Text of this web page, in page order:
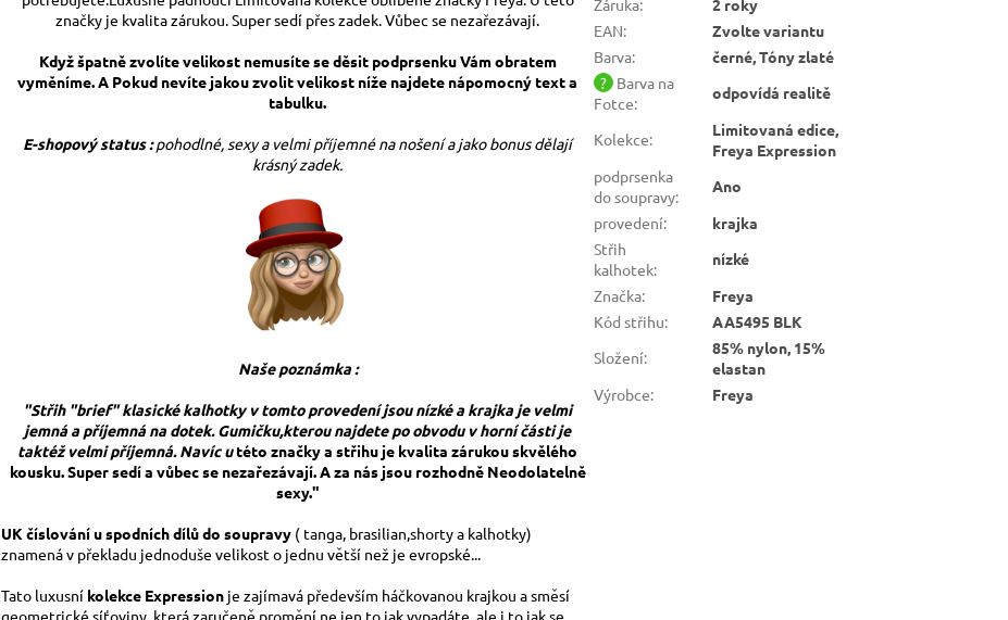
značky je kvalita zárukou. Super sedí přes zadek. Vůbec se nezařezávají.
Když špatně zvolíte velikost nemusíte se děsit podprsenku Vám obratem
vyměníme. A Pokud nevíte jakou zvolit velikost níže najdete nápomocný text a
tabulku.
E-shopový status :pohodlné, sexy a velmi příjemné na nošení a jako bonus dělají
krásný zadek.
Naše poznámka :
"Střih "brief" klasické kalhotky v tomto provedení jsou nízké a krajka je velmi
jemná a příjemná na dotek. Gumičku,kterou najdete po obvodu v horní části je
taktéž velmi příjemná. Navíc utéto značky a střihu je kvalita zárukou skvělého
kousku. Super sedí a vůbec se nezařezávají. A za nás jsou rozhodně Neodolatelně
sexy."
UK číslování u spodních dílů do soupravy ( tanga, brasilian,shorty a kalhotky)
znamená v překladu jednoduše velikost o jednu větší než je evropské...
Tato luxusní kolekce Expression je zajímavá především háčkovanou krajkou a směsí
geometrické síťoviny, která zaručeně promění ne jen to jak vypadáte, ale i to jak se
Záruka:
2 roky
EAN:
Zvolte variantu
Barva:
černé, Tóny zlaté
? Barva na
Fotce:
odpovídá realitě
Kolekce:
Limitovaná edice,
Freya Expression
podprsenka
do soupravy:
Ano
provedení:
krajka
Střih
kalhotek:
nízké
Značka:
Freya
Kód střihu:
AA5495 BLK
Složení:
85% nylon, 15%
elastan
Výrobce: Freya